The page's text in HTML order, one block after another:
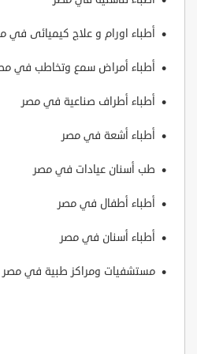
أطباء اورام و علاج كيميائى‎ في مصر
أطباء أمراض سمع وتخاطب‎ في مصر
أطباء أطراف صناعية في مصر
أطباء أشعة في مصر
طب أسنان عيادات في مصر
أطباء أطفال في مصر
أطباء أسنان في مصر
مستشفيات ومراكز طبية في مصر